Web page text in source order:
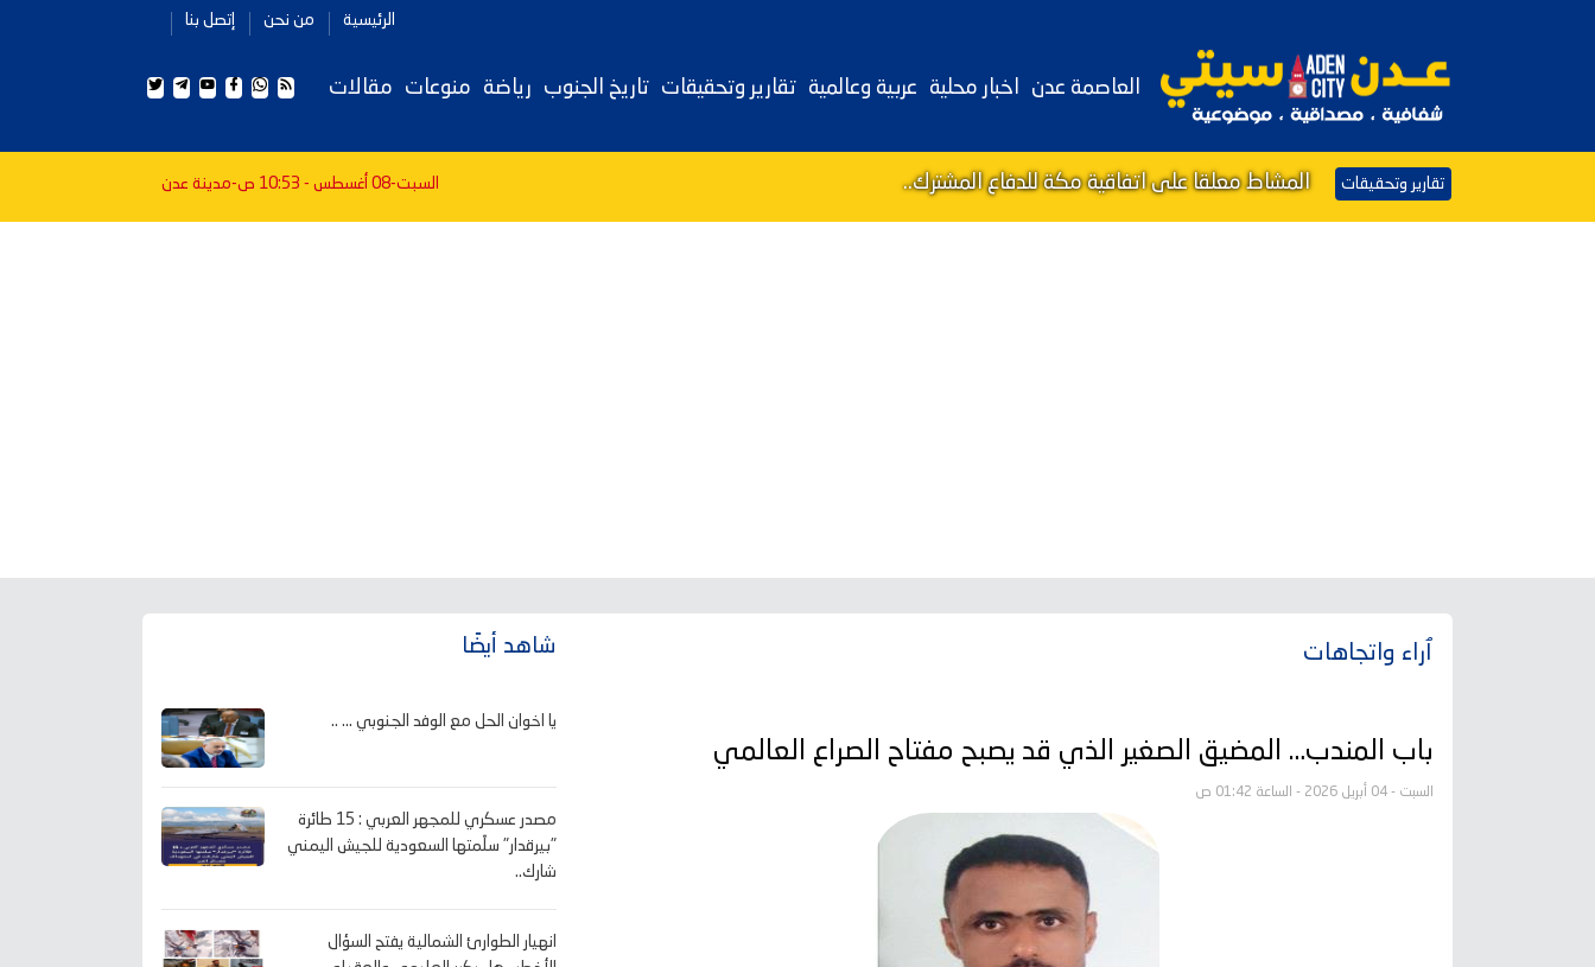
الرئيسية من نحن إتصل بنا
العاصمة عدن اخبار محلية عربية وعالمية تقارير وتحقيقات تاريخ الجنوب رياضة منوعات مقالات
تقارير وتحقيقات المشاط معلقا على اتفاقية مكة للدفاع المشترك.. السبت-08 أغسطس - 10:53 ص -مدينة عدن
ٱراء واتجاهات
باب المندب… المضيق الصغير الذي قد يصبح مفتاح الصراع العالمي
السبت - 04 أبريل 2026 - الساعة 01:42 ص
شاهد أيضًا
يا اخوان الحل مع الوفد الجنوبي ... ..
مصدر عسكري للمجهر العربي : 15 طائرة
"بيرقدار" سلّمتها السعودية للجيش اليمني
شارك..
انهيار الطوارئ الشمالية يفتح السؤال